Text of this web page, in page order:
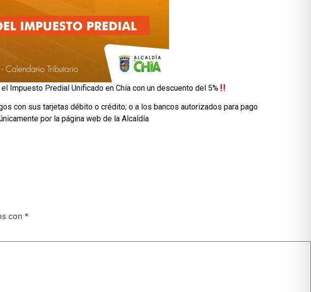
Impuesto Predial Unificado en Chía con un descuento del 5%
con sus tarjetas débito o crédito; o a los bancos autorizados para pago
por la página web de la Alcaldía
con *